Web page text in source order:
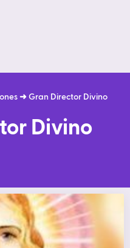
➜ Gran Director Divino
Divino